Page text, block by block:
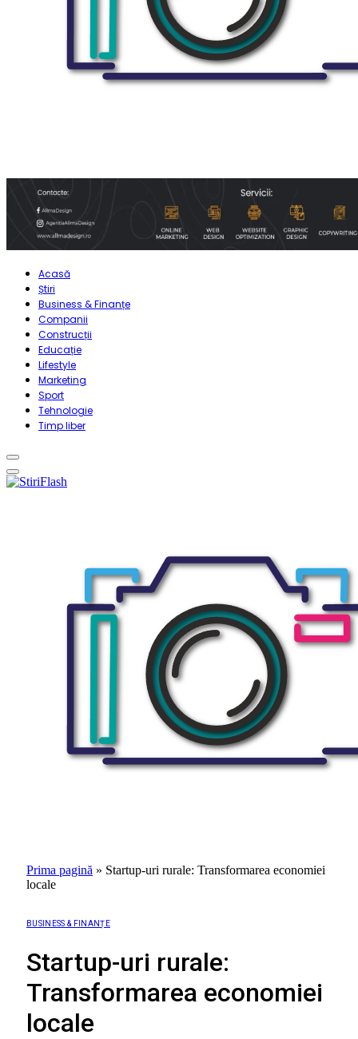
Acasă
Știri
Business & Finanțe
Companii
Construcții
Educație
Lifestyle
Marketing
Sport
Tehnologie
Timp liber
Prima pagină » Startup-uri rurale: Transformarea economiei
locale
BUSINESS & FINANȚE
Startup-uri rurale:
Transformarea economiei
locale